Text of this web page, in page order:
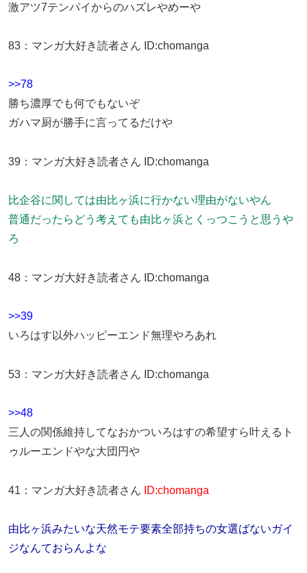
激アツ7テンパイからのハズレやめーや
83 ： マンガ大好き読者さん ID:chomanga
>>78
勝ち濃厚でも何でもないぞ
ガハマ厨が勝手に言ってるだけや
39 ： マンガ大好き読者さん ID:chomanga
比企谷に関しては由比ヶ浜に行かない理由がないやん
普通だったらどう考えても由比ヶ浜とくっつこうと思うや
ろ
48 ： マンガ大好き読者さん ID:chomanga
>>39
いろはす以外ハッピーエンド無理やろあれ
53 ： マンガ大好き読者さん ID:chomanga
>>48
三人の関係維持してなおかついろはすの希望すら叶えるト
ゥルーエンドやな大団円や
41 ： マンガ大好き読者さん ID:chomanga
由比ヶ浜みたいな天然モテ要素全部持ちの女選ばないガイ
ジなんておらんよな